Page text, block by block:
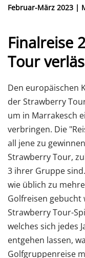
Februar-März 2023 |
Finalreise
Tour
Den europäischen
der Strawberry
um in Marrakesch
verbringen. Die
all jene zu
Strawberry Tour,
3 ihrer Gruppe
wie üblich zu
Golfreisen gebucht
Strawberry Tour-
welches sich jedes
entgehen lassen,
Golfgruppenreise